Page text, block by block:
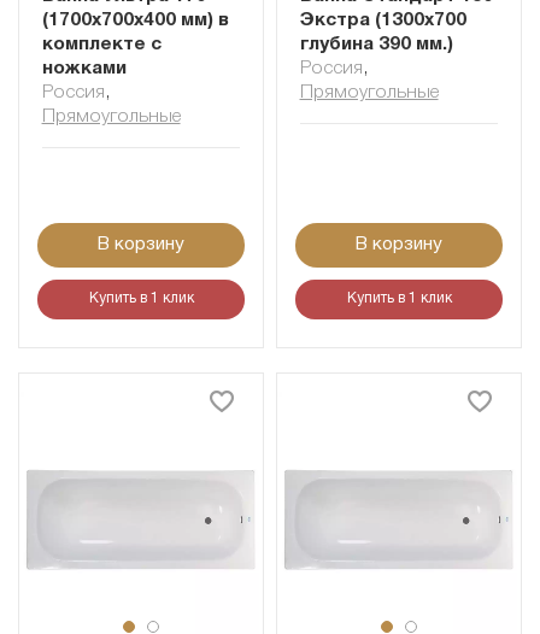
(1700x700х400 мм) в
комплекте с
ножками
Россия ,
Прямоугольные
В корзину
Купить в 1 клик
Экстра (1300х700
глубина 390 мм.)
Россия ,
Прямоугольные
В корзину
Купить в 1 клик